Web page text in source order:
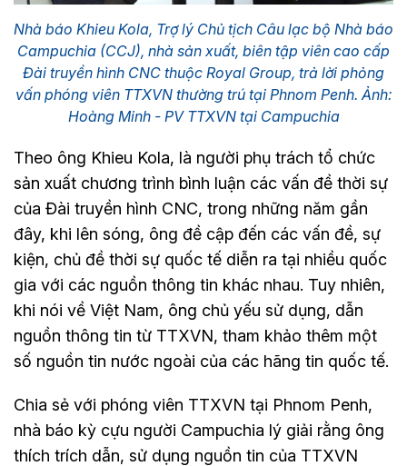
Nhà báo Khieu Kola, Trợ lý Chủ tịch Câu lạc bộ Nhà báo
Campuchia (CCJ), nhà sản xuất, biên tập viên cao cấp
Đài truyền hình CNC thuộc Royal Group, trả lời phỏng
vấn phóng viên TTXVN thường trú tại Phnom Penh. Ảnh:
Hoàng Minh - PV TTXVN tại Campuchia
Theo ông Khieu Kola, là người phụ trách tổ chức
sản xuất chương trình bình luận các vấn đề thời sự
của Đài truyền hình CNC, trong những năm gần
đây, khi lên sóng, ông đề cập đến các vấn đề, sự
kiện, chủ đề thời sự quốc tế diễn ra tại nhiều quốc
gia với các nguồn thông tin khác nhau. Tuy nhiên,
khi nói về Việt Nam, ông chủ yếu sử dụng, dẫn
nguồn thông tin từ TTXVN, tham khảo thêm một
số nguồn tin nước ngoài của các hãng tin quốc tế.
Chia sẻ với phóng viên TTXVN tại Phnom Penh,
nhà báo kỳ cựu người Campuchia lý giải rằng ông
thích trích dẫn, sử dụng nguồn tin của TTXVN